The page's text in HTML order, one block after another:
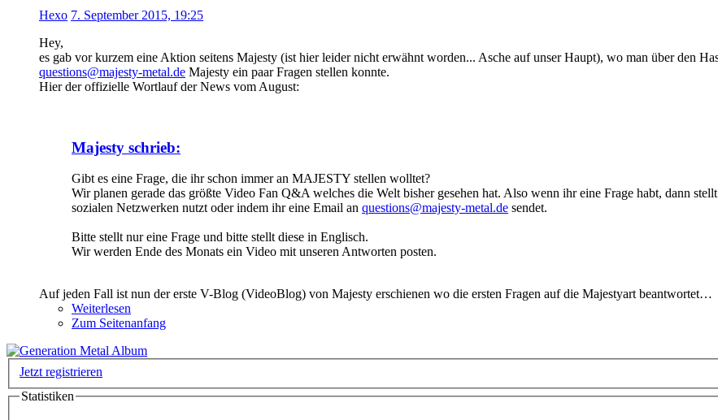
Hexo 7. September 2015, 19:25
Hey,
es gab vor kurzem eine Aktion seitens Majesty (ist hier leider nicht erwähnt worden... Asche auf unser Haupt), wo man über den
questions@majesty-metal.de Majesty ein paar Fragen stellen konnte.
Hier der offizielle Wortlauf der News vom August:
Majesty schrieb:
Gibt es eine Frage, die ihr schon immer an MAJESTY stellen wolltet?
Wir planen gerade das größte Video Fan Q&A welches die Welt bisher gesehen hat. Also wenn ihr eine Frage habt, dann
sozialen Netzwerken nutzt oder indem ihr eine Email an questions@majesty-metal.de sendet.
Bitte stellt nur eine Frage und bitte stellt diese in Englisch.
Wir werden Ende des Monats ein Video mit unseren Antworten posten.
Auf jeden Fall ist nun der erste V-Blog (VideoBlog) von Majesty erschienen wo die ersten Fragen auf die Majestyart beantwortet…
Weiterlesen
Zum Seitenanfang
Jetzt registrieren
Statistiken